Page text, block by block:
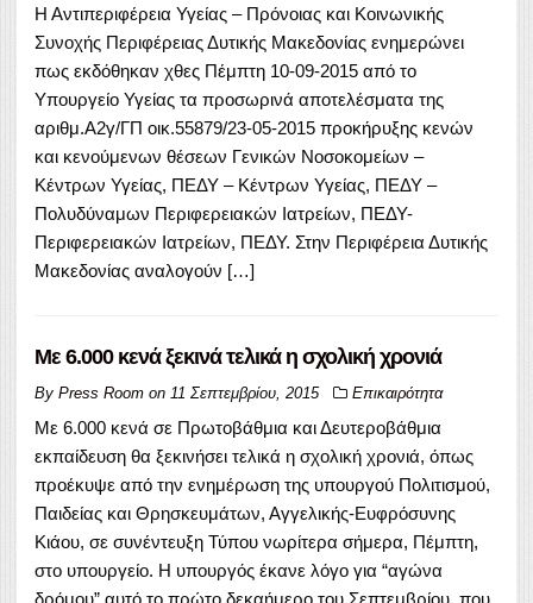
Η Αντιπεριφέρεια Υγείας – Πρόνοιας και Κοινωνικής
Συνοχής Περιφέρειας Δυτικής Μακεδονίας ενημερώνει
πως εκδόθηκαν χθες Πέμπτη 10-09-2015 από το
Υπουργείο Υγείας τα προσωρινά αποτελέσματα της
αριθμ.Α2γ/ΓΠ οικ.55879/23-05-2015 προκήρυξης κενών
και κενούμενων θέσεων Γενικών Νοσοκομείων –
Κέντρων Υγείας, ΠΕΔΥ – Κέντρων Υγείας, ΠΕΔΥ –
Πολυδύναμων Περιφερειακών Ιατρείων, ΠΕΔΥ-
Περιφερειακών Ιατρείων, ΠΕΔΥ. Στην Περιφέρεια Δυτικής
Μακεδονίας αναλογούν […]
Με 6.000 κενά ξεκινά τελικά η σχολική χρονιά
By Press Room on 11 Σεπτεμβρίου, 2015 Επικαιρότητα
Με 6.000 κενά σε Πρωτοβάθμια και Δευτεροβάθμια
εκπαίδευση θα ξεκινήσει τελικά η σχολική χρονιά, όπως
προέκυψε από την ενημέρωση της υπουργού Πολιτισμού,
Παιδείας και Θρησκευμάτων, Αγγελικής-Ευφρόσυνης
Κιάου, σε συνέντευξη Τύπου νωρίτερα σήμερα, Πέμπτη,
στο υπουργείο. Η υπουργός έκανε λόγο για “αγώνα
δρόμου” αυτό το πρώτο δεκαήμερο του Σεπτεμβρίου, που